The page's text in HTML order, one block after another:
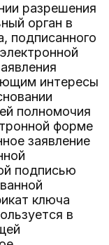
разрешения
орган в
подписанного
интересы
полномочия
форме
заявление
подписью
ключа
в